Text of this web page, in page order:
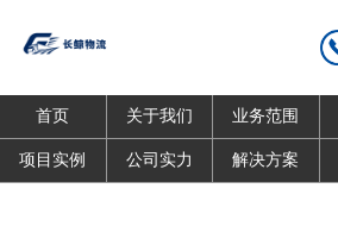
首页 关于我们 业务范围
项目实例 公司实力 解决方案